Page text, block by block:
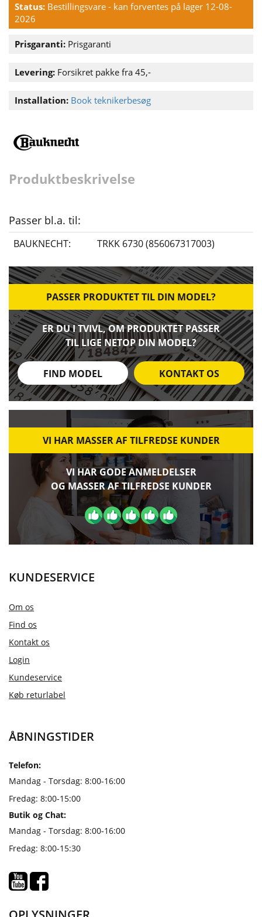
Status: Bestillingsvare - kan forventes på lager 12-08-
2026
Prisgaranti: Prisgaranti
Levering: Forsikret pakke fra 45,-
Installation: Book teknikerbesøg
Produktbeskrivelse
Passer bl.a. til:
BAUKNECHT: TRKK 6730 (856067317003)
PASSER PRODUKTET TIL DIN MODEL?
ER DU I TVIVL, OM PRODUKTET PASSER
TIL LIGE NETOP DIN MODEL?
FIND MODEL KONTAKT OS
VI HAR MASSER AF TILFREDSE KUNDER
VI HAR GODE ANMELDELSER
OG MASSER AF TILFREDSE KUNDER
KUNDESERVICE
Om os
Find os
Kontakt os
Login
Kundeservice
Køb returlabel
ÅBNINGSTIDER
Telefon:
Mandag - Torsdag: 8:00-16:00
Fredag: 8:00-15:00
Butik og Chat:
Mandag - Torsdag: 8:00-16:00
Fredag: 8:00-15:30